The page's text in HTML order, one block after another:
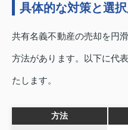
具体的な対策と選
共有名義不動産の売却を円
方法があります。以下に代
たします。
方法